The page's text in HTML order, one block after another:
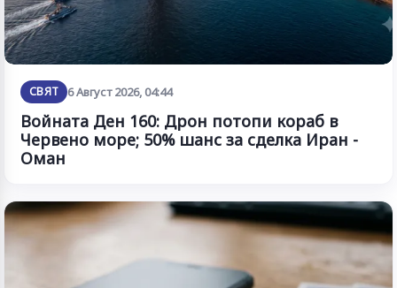
СВЯТ 6 Август 2026, 04:44
Войната Ден 160: Дрон потопи кораб в
Червено море; 50% шанс за сделка Иран -
Оман